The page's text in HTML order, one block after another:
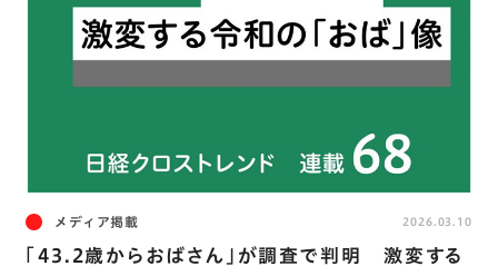
メディア掲載
「43.2歳からおばさん」が調査で判明 激変する
2026.03.10